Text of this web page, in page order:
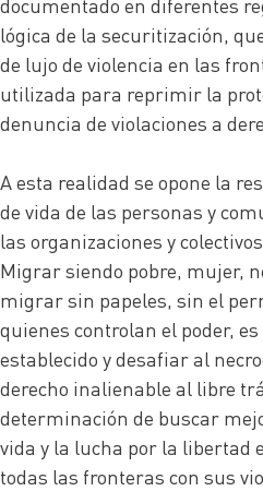
documentado en diferentes
lógica de la securitización,
de lujo de violencia en las
utilizada para reprimir la
denuncia de violaciones a
A esta realidad se opone la
de vida de las personas y
las organizaciones y
Migrar siendo pobre, mujer,
migrar sin papeles, sin el
quienes controlan el poder,
establecido y desafiar al
derecho inalienable al libre
determinación de buscar
vida y la lucha por la libertad
todas las fronteras con sus